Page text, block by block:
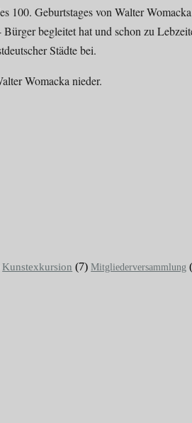
Geburtstages von Walter
begleitet hat und schon zu
Städte bei.
Womacka nieder.
Kunstexkursion (7)Mitgliederversammlung